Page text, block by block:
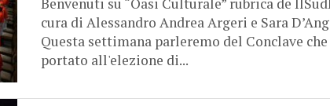
cura di Alessandro Andrea Argeri e Sara
Questa settimana parleremo del Conclave che
portato all'elezione di...